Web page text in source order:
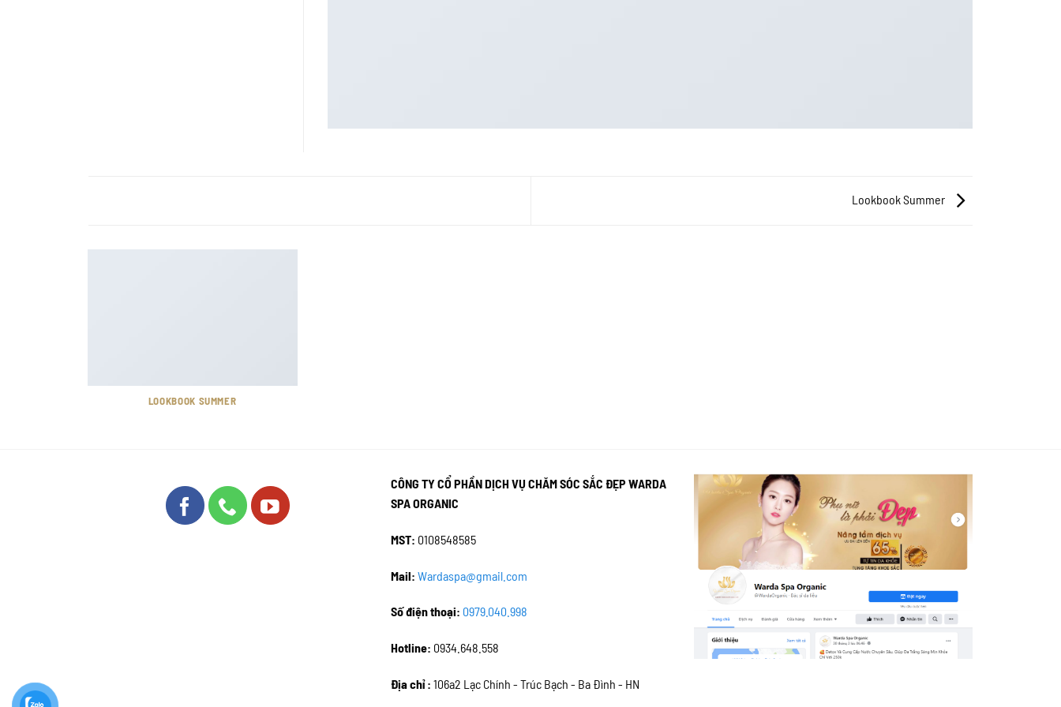
Lookbook Summer
LOOKBOOK SUMMER
CÔNG TY CỔ PHẦN DỊCH VỤ CHĂM SÓC SẮC ĐẸP WARDA
SPA ORGANIC
MST: 0108548585
Mail:Wardaspa@gmail.com
Số điện thoại: 0979.040.998
Hotline: 0934.648.558
Địa chỉ : 106a2 Lạc Chính - Trúc Bạch - Ba Đình - HN